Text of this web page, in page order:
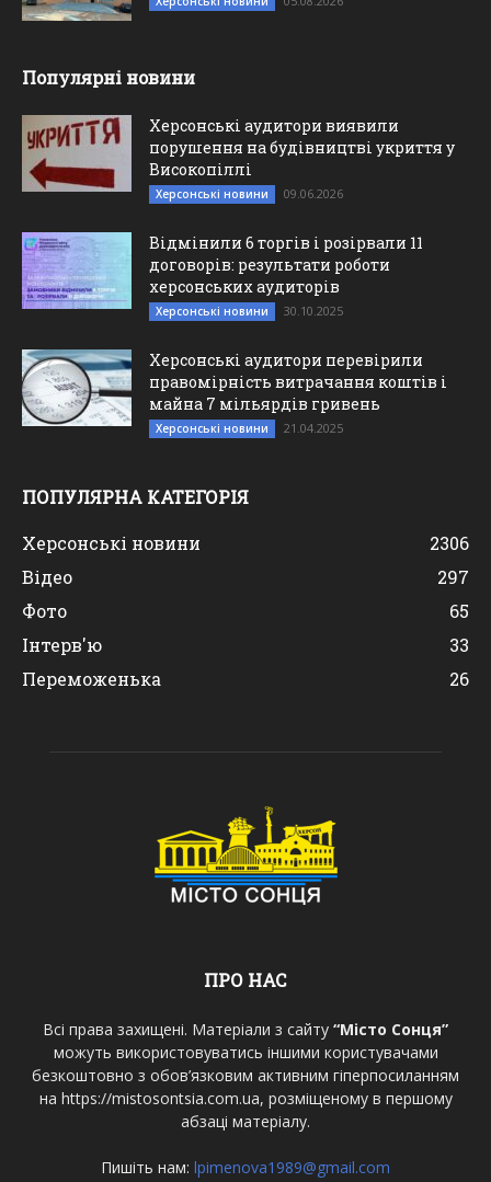
Популярні новини
Херсонські аудитори виявили
порушення на будівництві укриття у
Високопіллі
Херсонські новини 09.06.2026
Відмінили 6 торгів і розірвали 11
договорів: результати роботи
херсонських аудиторів
Херсонські новини 30.10.2025
Херсонські аудитори перевірили
правомірність витрачання коштів і
майна 7 мільярдів гривень
Херсонські новини 21.04.2025
ПОПУЛЯРНА КАТЕГОРІЯ
Херсонські новини
2306
Відео
297
Фото
65
Інтерв'ю
33
Переможенька
26
ПРО НАС
Всі права захищені. Матеріали з сайту “Місто Сонця”
можуть використовуватись іншими користувачами
безкоштовно з обов’язковим активним гіперпосиланням
на https://mistosontsia.com.ua, розміщеному в першому
абзаці матеріалу.
Пишіть нам: lpimenova1989@gmail.com